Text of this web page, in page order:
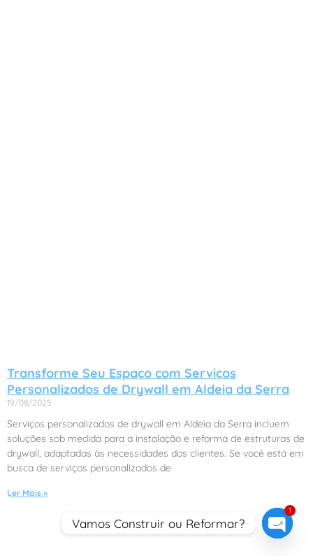
Transforme Seu Espaço com Serviços
Personalizados de Drywall em Aldeia da Serra
19/08/2025
Serviços personalizados de drywall em Aldeia da Serra incluem
soluções sob medida para a instalação e reforma de estruturas de
drywall, adaptadas às necessidades dos clientes. Se você está em
busca de serviços personalizados de
Ler Mais »
Vamos Construir ou Reformar?
1